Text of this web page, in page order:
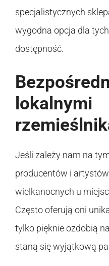
specjalistycznych
wygodna opcja dla
dostępność.
lokalnymi
Jeśli zależy nam na
producentów i
wielkanocnych u
Często oferują oni
tylko pięknie ozdobią
staną się wyjątkową